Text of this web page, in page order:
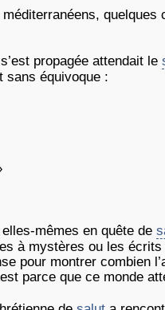
propagée attendait le
sans équivoque :
mêmes en quête de
à mystères ou les
pour montrer combien
parce que ce monde